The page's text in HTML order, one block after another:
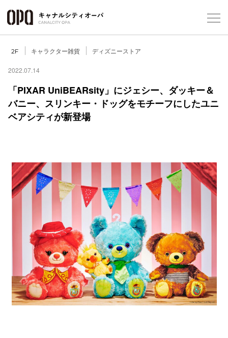
2F キャラクター雑貨 ディズニーストア
2022.07.14
「PIXAR UniBEARsity」にジェシー、ダッキー＆
バニー、スリンキー・ドッグをモチーフにしたユニ
ベアシティが新登場
フロア
施設案内
アクセ
電話で
公式SNS